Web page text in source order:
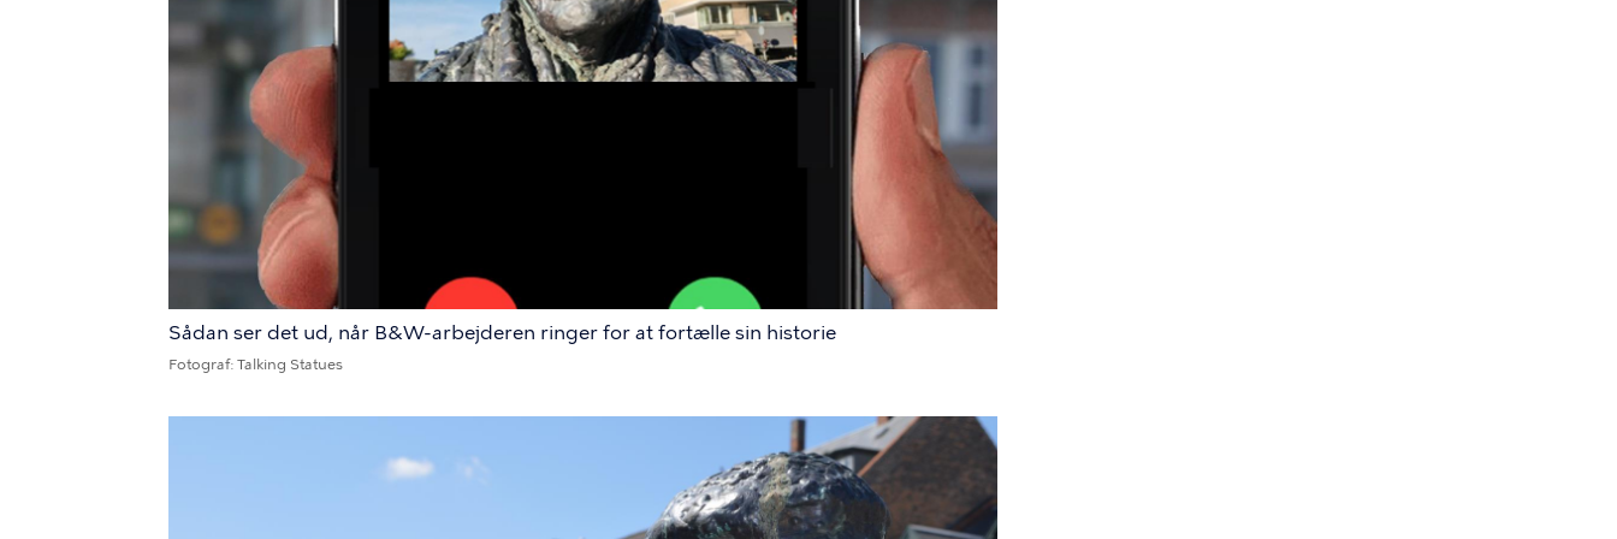
Sådan ser det ud, når B&W-arbejderen ringer for at fortælle sin historie
Fotograf Talking Statues